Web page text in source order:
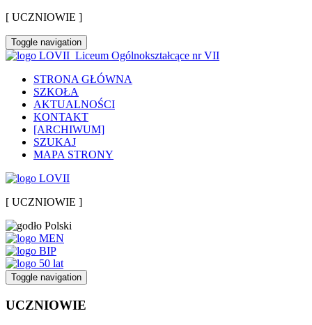
[ UCZNIOWIE ]
Toggle navigation
Liceum Ogólnokształcące nr VII
STRONA GŁÓWNA
SZKOŁA
AKTUALNOŚCI
KONTAKT
[ARCHIWUM]
SZUKAJ
MAPA STRONY
[ UCZNIOWIE ]
Toggle navigation
UCZNIOWIE